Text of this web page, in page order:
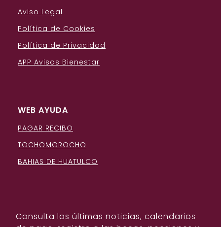
Aviso Legal
Política de Cookies
Política de Privacidad
APP Avisos Bienestar
WEB AYUDA
PAGAR RECIBO
TOCHOMOROCHO
BAHIAS DE HUATULCO
Consulta las últimas noticias, calendarios